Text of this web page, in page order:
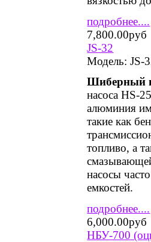
подробнее....
7,800.00руб
JS-32
Модель: JS-
Шиберный
насоса НS-
алюминия
такие как
топливо, а
насосы
емкостей.
подробнее....
6,000.00руб
НБУ-700